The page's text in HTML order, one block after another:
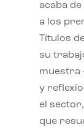
acaba
a los
Títulos
su
muestra
y
el
que